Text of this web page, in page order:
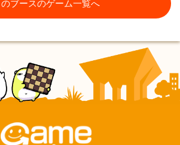
のブースのゲーム一覧へ